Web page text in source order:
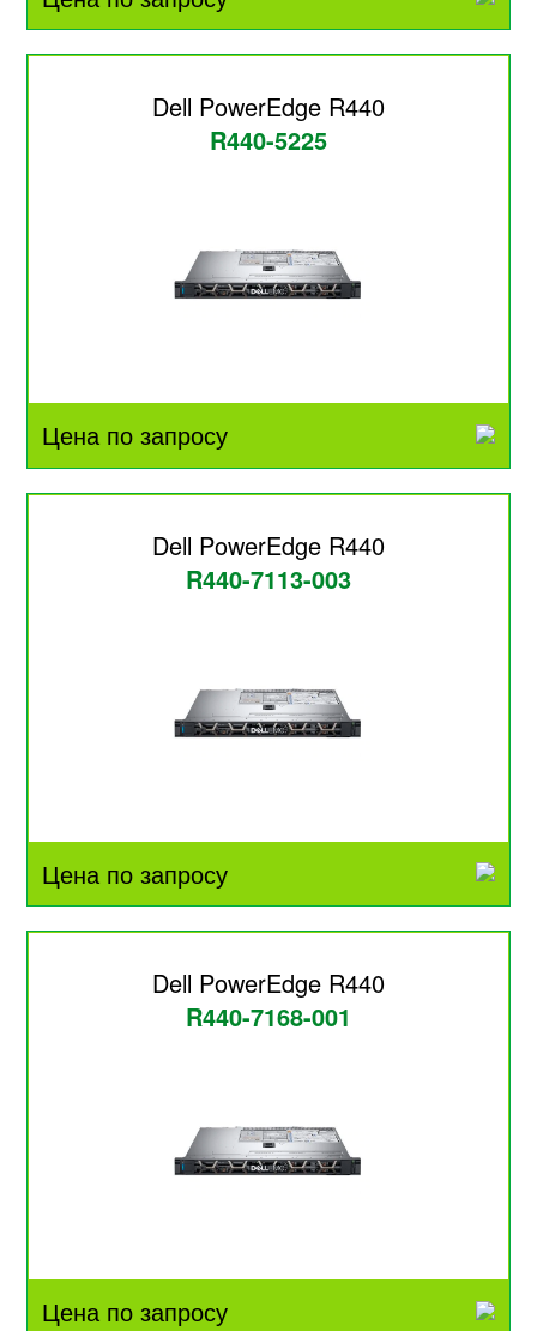
Dell PowerEdge R440
R440-5225
Цена по запросу
Dell PowerEdge R440
R440-7113-003
Цена по запросу
Dell PowerEdge R440
R440-7168-001
Цена по запросу